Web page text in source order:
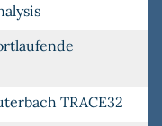
TRACE32